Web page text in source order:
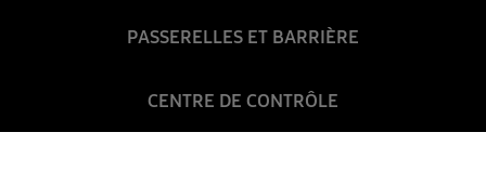
PASSERELLES ET BARRIÈRE
CENTRE DE CONTRÔLE